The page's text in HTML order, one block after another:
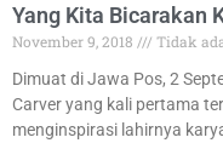
Yang Kita Bicarakan
November 9, 2018
Tidak
Dimuat di Jawa Pos, 2
Carver yang kali pertama
menginspirasi lahirnya